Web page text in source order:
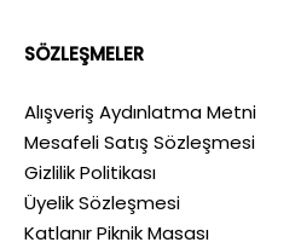
SÖZLEŞMELER
Alışveriş Aydınlatma Metni
Mesafeli Satış Sözleşmesi
Gizlilik Politikası
Üyelik Sözleşmesi
Katlanır Piknik Masası